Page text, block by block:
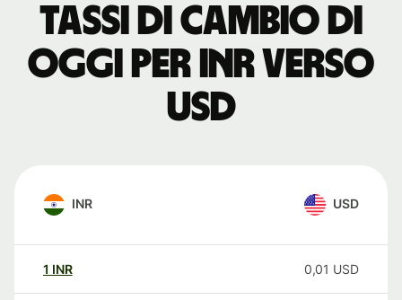
Tassi di cambio di
oggi per INR verso
USD
INR USD
1 INR 0,01 USD